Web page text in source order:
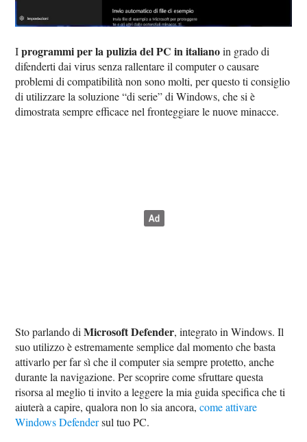
Iprogrammi per la pulizia del PC in italianoin grado di
difenderti dai virus senza rallentare il computer o causare
problemi di compatibilità non sono molti, per questo ti consiglio
di utilizzare la soluzione “di serie” di Windows, che si è
dimostrata sempre efficace nel fronteggiare le nuove minacce.
Sto parlando diMicrosoft Defender, integrato in Windows. Il
suo utilizzo è estremamente semplice dal momento che basta
attivarlo per far sì che il computer sia sempre protetto, anche
durante la navigazione. Per scoprire come sfruttare questa
risorsa al meglio ti invito a leggere la mia guida specifica che ti
aiuterà a capire, qualora non lo sia ancora,come attivare
Windows Defendersul tuo PC.